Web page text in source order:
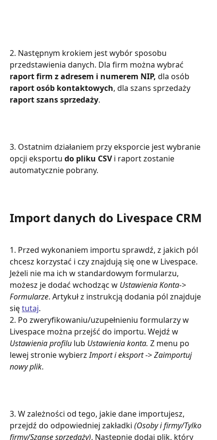
2. Następnym krokiem jest wybór sposobu
przedstawienia danych. Dla firm można wybrać
raport firm z adresem i numerem NIP, dla osób
raport osób kontaktowych, dla szans sprzedaży
raport szans sprzedaży.
3. Ostatnim działaniem przy eksporcie jest wybranie
opcji eksportu do pliku CSV i raport zostanie
automatycznie pobrany.
Import danych do Livespace CRM
1. Przed wykonaniem importu sprawdź, z jakich pól
chcesz korzystać i czy znajdują się one w Livespace.
Jeżeli nie ma ich w standardowym formularzu,
możesz je dodać wchodząc w Ustawienia Konta->
Formularze. Artykuł z instrukcją dodania pól znajduje
się tutaj.
2. Po zweryfikowaniu/uzupełnieniu formularzy w
Livespace można przejść do importu. Wejdź w
Ustawienia profilu lub Ustawienia konta. Z menu po
lewej stronie wybierz Import i eksport -> Zaimportuj
nowy plik.
3. W zależności od tego, jakie dane importujesz,
przejdź do odpowiedniej zakładki (Osoby i firmy/Tylko
firmy/Szanse sprzedaży). Następnie dodaj plik, który